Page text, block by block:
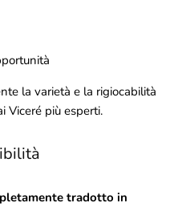
la varietà e la rigiocabilità
Viceré più esperti.
tradotto in